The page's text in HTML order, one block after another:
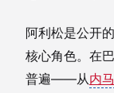
阿利松是公开
核心角色。在
普遍——从内